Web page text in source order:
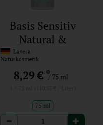
Basis Sensitiv
Natural &
Sensitiv Deo
Spray
Lavera
Naturkosmetik
8,29 €*/ 75 ml
75 ml
Anzahl